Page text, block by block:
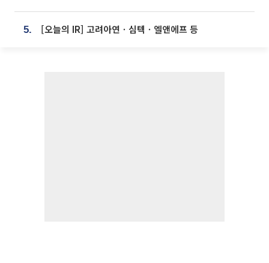
5. [오늘의 IR] 고려아연ㆍ심텍ㆍ엘앤에프 등